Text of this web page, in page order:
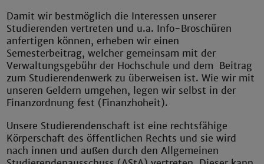
Damit wir bestmöglich die Interessen unserer
Studierenden vertreten und u.a. Info-Broschüren
anfertigen können, erheben wir einen
Semesterbeitrag, welcher gemeinsam mit der
Verwaltungsgebühr der Hochschule und dem Beitrag
zum Studierendenwerk zu überweisen ist. Wie wir mit
unseren Geldern umgehen, legen wir selbst in der
Finanzordnung fest (Finanzhoheit).
Unsere Studierendenschaft ist eine rechtsfähige
Körperschaft des öffentlichen Rechts und sie wird
nach innen und außen durch den Allgemeinen